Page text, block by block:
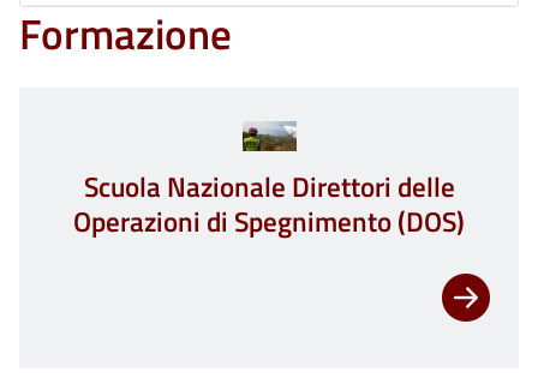
Formazione
Scuola Nazionale Direttori delle
Operazioni di Spegnimento (DOS)